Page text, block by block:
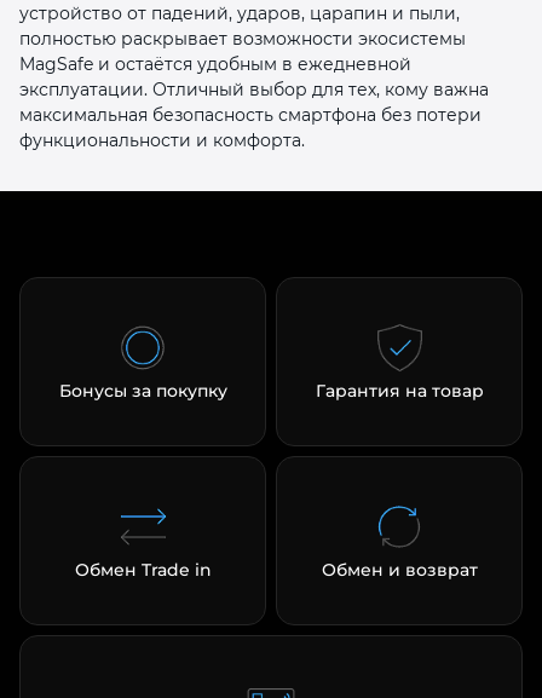
устройство от падений, ударов, царапин и пыли,
полностью раскрывает возможности экосистемы
MagSafe и остаётся удобным в ежедневной
эксплуатации. Отличный выбор для тех, кому важна
максимальная безопасность смартфона без потери
функциональности и комфорта.
Бонусы за покупку Гарантия на товар
Обмен Trade in Обмен и возврат